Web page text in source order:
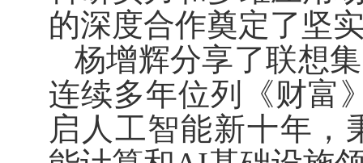
的深度合作奠定了坚
杨增辉分享了联想
连续多年位列《财富
启人工智能新十年，